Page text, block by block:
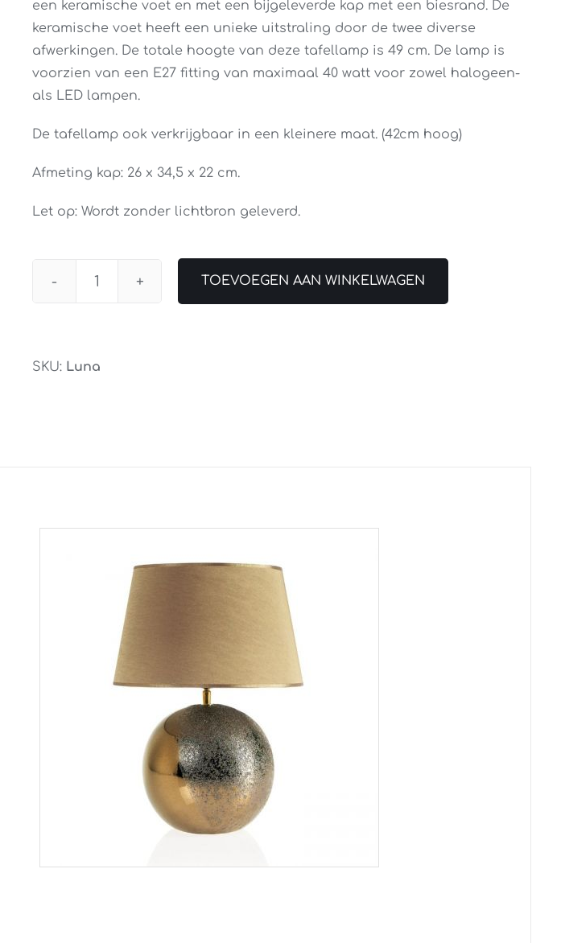
een keramische voet en met een bijgeleverde kap met een biesrand. De
keramische voet heeft een unieke uitstraling door de twee diverse
afwerkingen. De totale hoogte van deze tafellamp is 49 cm. De lamp is
voorzien van een E27 fitting van maximaal 40 watt voor zowel halogeen-
als LED lampen.
De tafellamp ook verkrijgbaar in een kleinere maat. (42cm hoog)
Afmeting kap: 26 x 34,5 x 22 cm.
Let op: Wordt zonder lichtbron geleverd.
Tafellamp
TOEVOEGEN AAN WINKELWAGEN
SKU: Luna